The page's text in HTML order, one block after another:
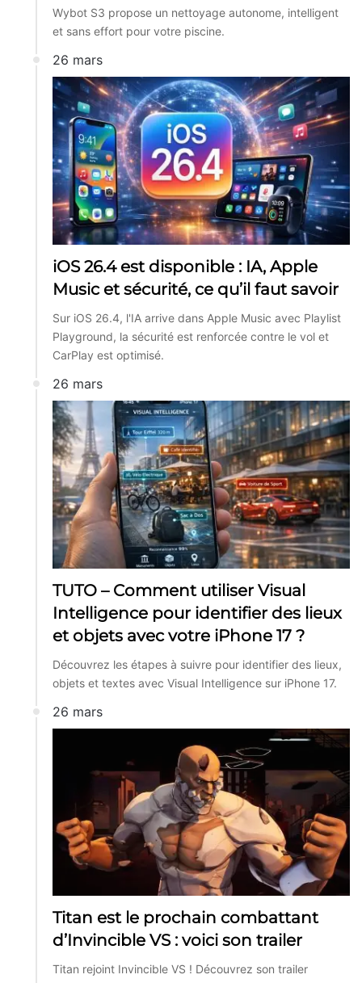
Wybot S3 propose un nettoyage autonome, intelligent
et sans effort pour votre piscine.
26 mars
iOS 26.4 est disponible : IA, Apple
Music et sécurité, ce qu’il faut savoir
Sur iOS 26.4, l'IA arrive dans Apple Music avec Playlist
Playground, la sécurité est renforcée contre le vol et
CarPlay est optimisé.
26 mars
TUTO – Comment utiliser Visual
Intelligence pour identifier des lieux
et objets avec votre iPhone 17 ?
Découvrez les étapes à suivre pour identifier des lieux,
objets et textes avec Visual Intelligence sur iPhone 17.
26 mars
Titan est le prochain combattant
d’Invincible VS : voici son trailer
Titan rejoint Invincible VS ! Découvrez son trailer